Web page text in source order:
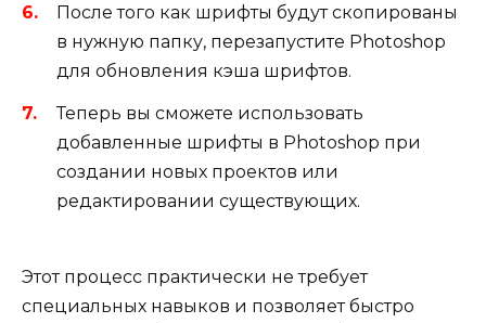
После того как шрифты будут скопированы
в нужную папку, перезапустите Photoshop
для обновления кэша шрифтов.
Теперь вы сможете использовать
добавленные шрифты в Photoshop при
создании новых проектов или
редактировании существующих.
Этот процесс практически не требует
специальных навыков и позволяет быстро